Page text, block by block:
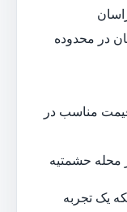
در محدوده
مناسب در
محله حشمتیه
یک تجربه